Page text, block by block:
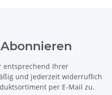
entsprechend Ihrer
und jederzeit widerruflich
per E-Mail zu.